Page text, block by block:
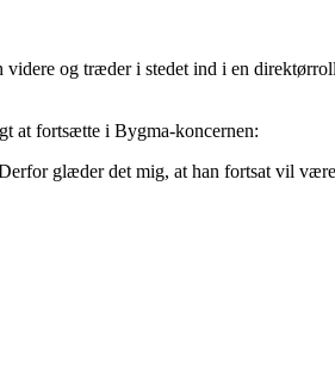
og træder i stedet ind i en
at fortsætte i Bygma-koncernen:
glæder det mig, at han fortsat vil